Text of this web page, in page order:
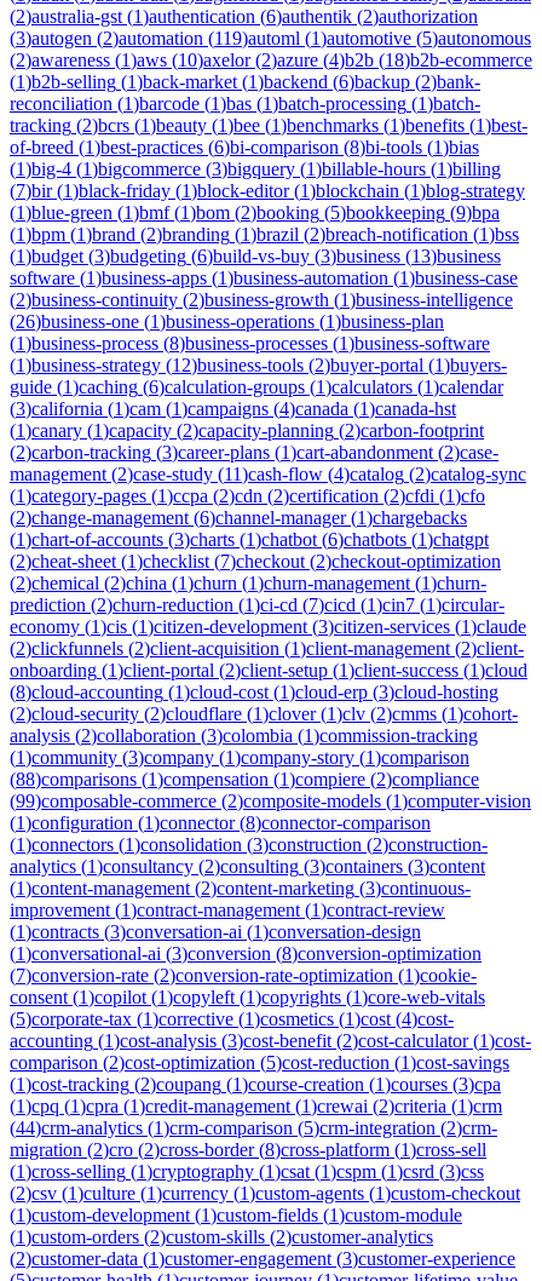
(2)australia-gst (1)authentication (6)authentik (2)authorization
(3)autogen (2)automation (119)automl (1)automotive (5)autonomous
(2)awareness (1)aws (10)axelor(2)azure (4)b2b (18)b2b-ecommerce
(1)b2b-selling (1)back-market (1)backend (6)backup (2)bank-
reconciliation (1)barcode (1)bas (1)batch-processing (1)batch-
tracking (2)bcrs (1)beauty (1)bee (1)benchmarks (1)benefits (1)best-
of-breed (1)best-practices (6)bi-comparison (8)bi-tools (1)bias
(1)big-4 (1)bigcommerce (3)bigquery (1)billable-hours (1)billing
(7)bir(1)black-friday (1)block-editor(1)blockchain (1)blog-strategy
(1)blue-green (1)bmf(1)bom (2)booking (5)bookkeeping (9)bpa
(1)bpm (1)brand (2)branding (1)brazil (2)breach-notification (1)bss
(1)budget (3)budgeting (6)build-vs-buy (3)business (13)business
software (1)business-apps (1)business-automation (1)business-case
(2)business-continuity (2)business-growth (1)business-intelligence
(26)business-one (1)business-operations (1)business-plan
(1)business-process (8)business-processes (1)business-software
(1)business-strategy (12)business-tools (2)buyer-portal (1)buyers-
guide (1)caching (6)calculation-groups (1)calculators (1)calendar
(3)california (1)cam (1)campaigns (4)canada (1)canada-hst
(1)canary (1)capacity (2)capacity-planning (2)carbon-footprint
(2)carbon-tracking (3)career-plans (1)cart-abandonment (2)case-
management (2)case-study (11)cash-flow (4)catalog (2)catalog-sync
(1)category-pages (1)ccpa (2)cdn (2)certification (2)cfdi (1)cfo
(2)change-management (6)channel-manager(1)chargebacks
(1)chart-of-accounts (3)charts (1)chatbot (6)chatbots (1)chatgpt
(2)cheat-sheet (1)checklist (7)checkout (2)checkout-optimization
(2)chemical (2)china (1)churn (1)churn-management (1)churn-
prediction (2)churn-reduction (1)ci-cd (7)cicd (1)cin7 (1)circular-
economy (1)cis (1)citizen-development (3)citizen-services (1)claude
(2)clickfunnels (2)client-acquisition (1)client-management (2)client-
onboarding (1)client-portal (2)client-setup (1)client-success (1)cloud
(8)cloud-accounting (1)cloud-cost (1)cloud-erp (3)cloud-hosting
(2)cloud-security (2)cloudflare (1)clover(1)clv (2)cmms (1)cohort-
analysis (2)collaboration (3)colombia (1)commission-tracking
(1)community (3)company (1)company-story (1)comparison
(88)comparisons (1)compensation (1)compiere (2)compliance
(99)composable-commerce (2)composite-models (1)computer-vision
(1)configuration (1)connector(8)connector-comparison
(1)connectors (1)consolidation (3)construction (2)construction-
analytics (1)consultancy (2)consulting (3)containers (3)content
(1)content-management (2)content-marketing (3)continuous-
improvement (1)contract-management (1)contract-review
(1)contracts (3)conversation-ai (1)conversation-design
(1)conversational-ai (3)conversion (8)conversion-optimization
(7)conversion-rate (2)conversion-rate-optimization (1)cookie-
consent (1)copilot (1)copyleft (1)copyrights (1)core-web-vitals
(5)corporate-tax (1)corrective (1)cosmetics (1)cost (4)cost-
accounting (1)cost-analysis (3)cost-benefit (2)cost-calculator(1)cost-
comparison (2)cost-optimization (5)cost-reduction (1)cost-savings
(1)cost-tracking (2)coupang (1)course-creation (1)courses (3)cpa
(1)cpq (1)cpra (1)credit-management (1)crewai (2)criteria (1)crm
(44)crm-analytics (1)crm-comparison (5)crm-integration (2)crm-
migration (2)cro (2)cross-border(8)cross-platform (1)cross-sell
(1)cross-selling (1)cryptography (1)csat (1)cspm (1)csrd (3)css
(2)csv (1)culture (1)currency (1)custom-agents (1)custom-checkout
(1)custom-development (1)custom-fields (1)custom-module
(1)custom-orders (2)custom-skills (2)customer-analytics
(2)customer-data (1)customer-engagement (3)customer-experience